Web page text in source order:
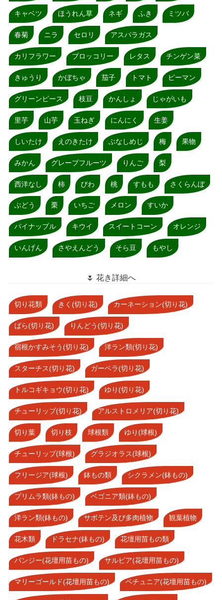
キャベツ ほうれん草 ネギ ふき ミツバ
春菊 ニラ セロリ アスパラガス
カリフラワー ブロッコリー レタス チンゲン菜
きゅうり かぼちゃ 茄子 トマト ピーマン
グリーンピース 枝豆 かんしょ じゃがいも
里芋 山芋 玉ねぎ にんにく 生姜
しいたけ えのきたけ ぶなしめじ 梅 果物
みかん グレープフルーツ りんご 梨
西洋なし 柿 びわ 桃 すもも さくらんぼ
ぶどう 栗 いちご メロン すいか
パイナップル キウイ スイートコーン オレンジ
いんげん さやえんどう そら豆 もやし
🌷 花き詳細へ
切り花類 きく(切り花) カーネーション(切り花)
ばら(切り花) りんどう(切り花)
宿根かすみそう(切り花) 洋ラン類(切り花)
スターチス(切り花) ガーベラ(切り花)
トルコギキョウ(切り花) ゆり(切り花)
チューリップ(切り花) アルストロメリア(切り花)
切り葉 切り枝 球根類 ゆり(球根)
チューリップ(球根) グラジオラス(球根)
フリージア(球根) 鉢もの類 シクラメン(鉢もの)
プリムラ類(鉢もの) ベゴニア類(鉢もの)
洋ラン類(鉢もの) サボテン及び多肉植物 観葉植物
花木類 ドラセナ(鉢もの) 花壇用苗もの類
パンジー(花壇用苗もの) サルビア(花壇用苗もの)
マリーゴールド(花壇用苗もの) ペチュニア(花壇用苗もの)